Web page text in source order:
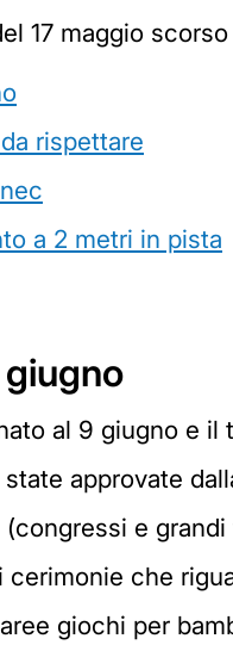
17 maggio
rispettare
a 2 metri in pista
al 9 giugno e
approvate
e
che
giochi per